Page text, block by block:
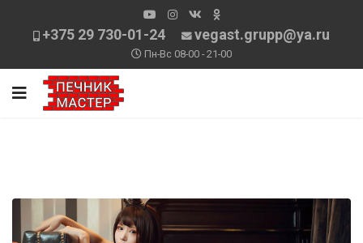
+375 29 730-01-24 vegast.grupp@ya.ru
Пн-Вс 08-00 - 21-00